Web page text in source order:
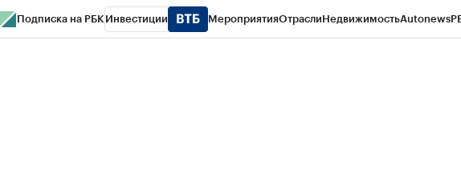
Подписка на РБК Инвестиции МероприятияОтраслиНедвижимостьAutonews